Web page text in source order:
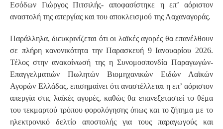
Εσόδων Γιώργος Πιτσιλής- αποφασίστηκε η επ’ αόριστον
αναστολή της απεργίας και του αποκλεισμού της Λαχαναγοράς.
Παράλληλα, διευκρινίζεται ότι οι λαϊκές αγορές θα επανέλθουν
σε πλήρη κανονικότητα την Παρασκευή 9 Ιανουαρίου 2026.
Τέλος στην ανακοίνωσή της η Συνομοσπονδία Παραγωγών-
Επαγγελματιών Πωλητών Βιομηχανικών Ειδών Λαϊκών
Αγορών Ελλάδας, επισημαίνει ότι αναστέλλεται η επ’ αόριστον
απεργία στις λαϊκές αγορές, καθώς θα επανεξεταστεί το θέμα
του τεκμαρτού τρόπου φορολόγησης όπως και το ζήτημα με το
ηλεκτρονικό δελτίο αποστολής για τους παραγωγούς και